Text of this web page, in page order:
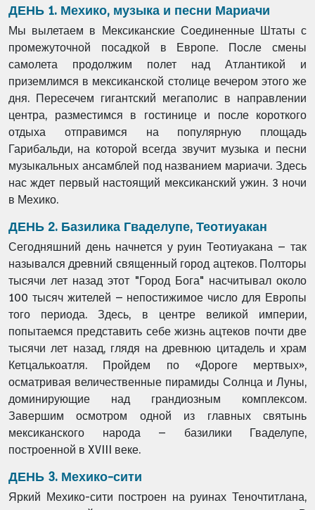
ДЕНЬ 1. Мехико, музыка и песни Мариачи
Мы вылетаем в Мексиканские Соединенные Штаты с
промежуточной посадкой в Европе. После смены
самолета продолжим полет над Атлантикой и
приземлимся в мексиканской столице вечером этого же
дня. Пересечем гигантский мегаполис в направлении
центра, разместимся в гостинице и после короткого
отдыха отправимся на популярную площадь
Гарибальди, на которой всегда звучит музыка и песни
музыкальных ансамблей под названием мариачи. Здесь
нас ждет первый настоящий мексиканский ужин. 3 ночи
в Мехико.
ДЕНЬ 2. Базилика Гваделупе, Теотиуакан
Сегодняшний день начнется у руин Теотиуакана – так
назывался древний священный город ацтеков. Полторы
тысячи лет назад этот "Город Бога" насчитывал около
100 тысяч жителей – непостижимое число для Европы
того периода. Здесь, в центре великой империи,
попытаемся представить себе жизнь ацтеков почти две
тысячи лет назад, глядя на древнюю цитадель и храм
Кетцалькоатля. Пройдем по «Дороге мертвых»,
осматривая величественные пирамиды Солнца и Луны,
доминирующие над грандиозным комплексом.
Завершим осмотром одной из главных святынь
мексиканского народа – базилики Гваделупе,
построенной в XVIII веке.
ДЕНЬ 3. Мехико-сити
Яркий Мехико-сити построен на руинах Теночтитлана,